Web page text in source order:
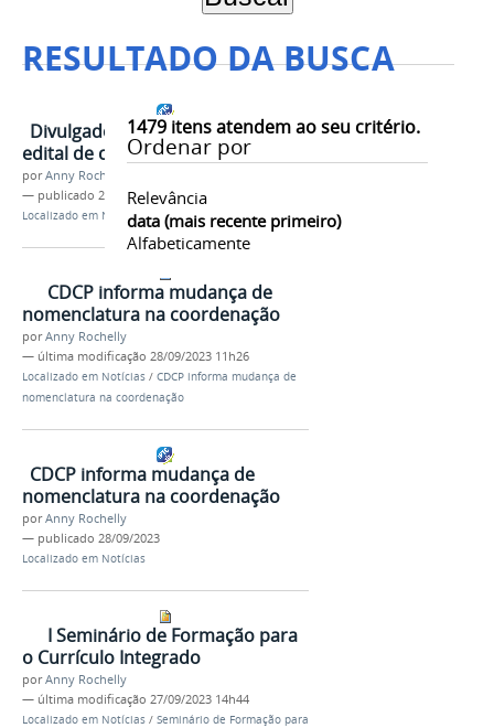
RESULTADO DA BUSCA
1479itens atendem ao seu critério.
Ordenar por
Relevância
data (mais recente primeiro)
Alfabeticamente
Divulgado o resultado final do
edital de cursos de extensão
porAnny Rochelly
— publicado 28/09/2023
Localizado em Notícias
CDCP informa mudança de
nomenclatura na coordenação
porAnny Rochelly
— última modificação 28/09/2023 11h26
Localizado em Notícias / CDCP informa mudança de
nomenclatura na coordenação
CDCP informa mudança de
nomenclatura na coordenação
porAnny Rochelly
— publicado 28/09/2023
Localizado em Notícias
I Seminário de Formação para
o Currículo Integrado
porAnny Rochelly
— última modificação 27/09/2023 14h44
Localizado em Notícias / Seminário de Formação para